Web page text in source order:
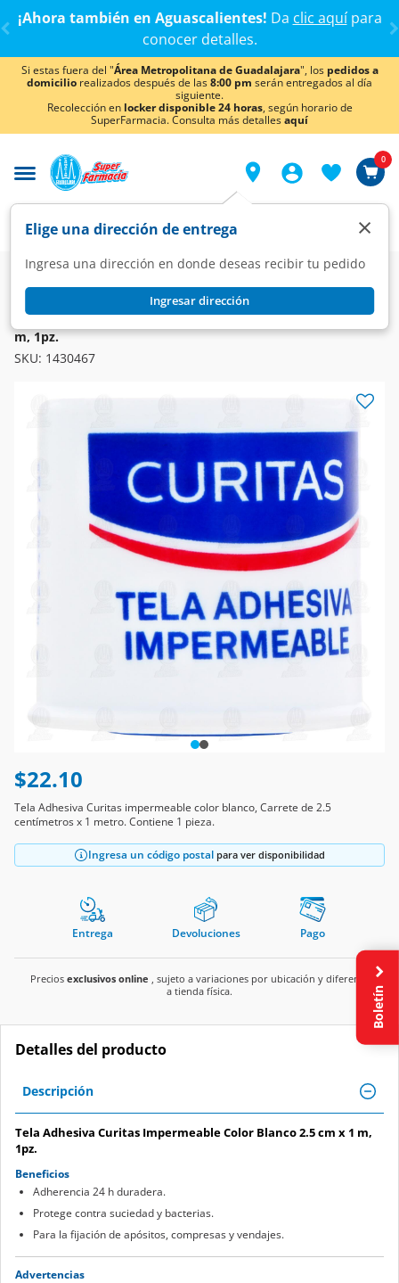
< div class="carousel-inner">
¡Ahora también en Aguascalientes! Da clic aquípara
conocer detalles.
Si estas fuera del "Área Metropolitana de Guadalajara", los pedidos a
domicilio realizados después de las8:00 pm serán entregados al día
siguiente.
Recolección en locker disponible 24 horas, según horario de
SuperFarmacia. Consulta más detallesaquí
Elige una dirección de entrega
Ingresa una dirección en donde deseas recibir tu pedido
Ingresar dirección
×
0
Farmacia Curaciones Cintas y Parches Adhesivos
Tela Adhesiva Curitas Impermeable Color Blanco 2.5 cm x 1
m, 1pz.
SKU: 1430467
$22.10
Tela Adhesiva Curitas impermeable color blanco, Carrete de 2.5
centímetros x 1 metro. Contiene 1 pieza.
Ingresa un código postal para ver disponibilidad
Entrega Devoluciones Pago
Precios exclusivos online , sujeto a variaciones por ubicación y diferente
a tienda física.
Detalles del producto
Descripción
Tela Adhesiva Curitas Impermeable Color Blanco 2.5 cm x 1 m,
1pz.
Beneficios
Adherencia 24 h duradera.
Protege contra suciedad y bacterias.
Para la fijación de apósitos, compresas y vendajes.
Advertencias
Boletín